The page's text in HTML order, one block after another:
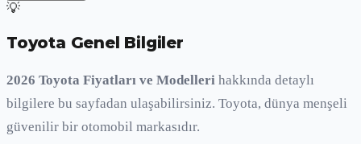
💡
Toyota Genel Bilgiler
2026 Toyota Fiyatları ve Modelleri hakkında detaylı
bilgilere bu sayfadan ulaşabilirsiniz. Toyota, dünya menşeli
güvenilir bir otomobil markasıdır.